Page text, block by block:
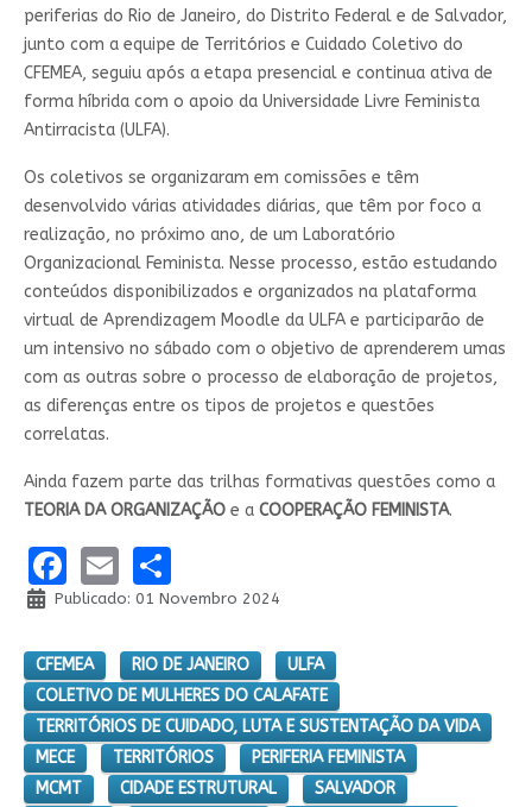
periferias do Rio de Janeiro, do Distrito Federal e de Salvador,
junto com a equipe de Territórios e Cuidado Coletivo do
CFEMEA, seguiu após a etapa presencial e continua ativa de
forma híbrida com o apoio da Universidade Livre Feminista
Antirracista (ULFA).
Os coletivos se organizaram em comissões e têm
desenvolvido várias atividades diárias, que têm por foco a
realização, no próximo ano, de um Laboratório
Organizacional Feminista. Nesse processo, estão estudando
conteúdos disponibilizados e organizados na plataforma
virtual de Aprendizagem Moodle da ULFA e participarão de
um intensivo no sábado com o objetivo de aprenderem umas
com as outras sobre o processo de elaboração de projetos,
as diferenças entre os tipos de projetos e questões
correlatas.
Ainda fazem parte das trilhas formativas questões como a
TEORIA DA ORGANIZAÇÃOe aCOOPERAÇÃO FEMINISTA.
Facebook
EmailShare
Publicado: 01 Novembro 2024
CFEMEA RIO DE JANEIRO
ULFA
COLETIVO DE MULHERES DO CALAFATE
TERRITÓRIOS DE CUIDADO, LUTA E SUSTENTAÇÃO DA VIDA
MECE
TERRITÓRIOS
PERIFERIA FEMINISTA
MCMT
CIDADE ESTRUTURAL
SALVADOR